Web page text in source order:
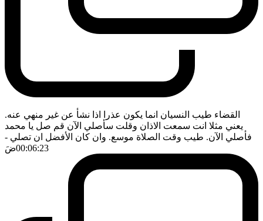
القضاء طيب النسيان انما يكون عذرا اذا نشأ عن غير منهي عنه.
يعني مثلا انت سمعت الاذان وقلت سأصلي الآن قم صل يا محمد
فأصلي الآن. طيب وقت الصلاة موسع. وان كان الأفضل ان تصلي -
00:06:23ضَ